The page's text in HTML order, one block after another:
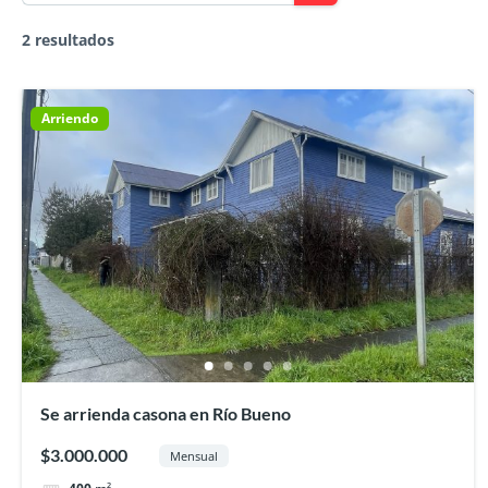
2 resultados
Arriendo
Se arrienda casona en Río Bueno
$3.000.000 Mensual